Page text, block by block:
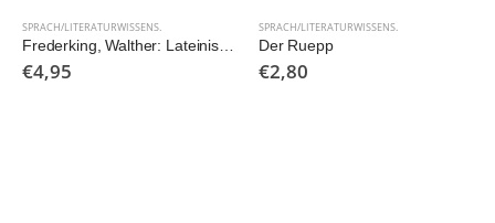
SPRACH/LITERATURWISSENS.
Frederking, Walther: Lateinische Weisheit im Alltag – Redensarten, Zitate, Sprüche erklärt und angewendet
€4,95
SPRACH/LITERATURWISSENS.
Der Ruepp
€2,80